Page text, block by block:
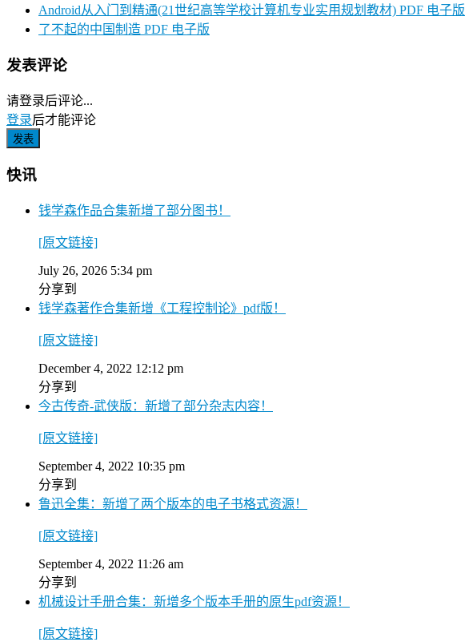
Android从入门到精通(21世纪高等学校计算机专业实用规划教材) PDF 电子版
了不起的中国制造 PDF 电子版
发表评论
请登录后评论...
登录后才能评论
快讯
钱学森作品合集新增了部分图书！
[原文链接]
July 26, 2026 5:34 pm
分享到
钱学森著作合集新增《工程控制论》pdf版！
[原文链接]
December 4, 2022 12:12 pm
分享到
今古传奇-武侠版：新增了部分杂志内容！
[原文链接]
September 4, 2022 10:35 pm
分享到
鲁迅全集：新增了两个版本的电子书格式资源！
[原文链接]
September 4, 2022 11:26 am
分享到
机械设计手册合集：新增多个版本手册的原生pdf资源！
[原文链接]